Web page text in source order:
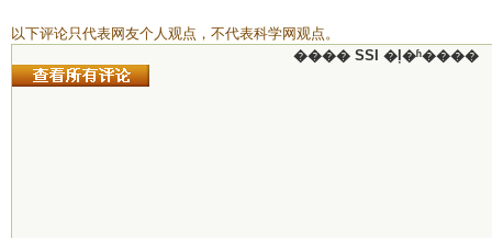
以下评论只代表网友个人观点，不代表科学网观点。
���� SSI �ļ�ʱ����